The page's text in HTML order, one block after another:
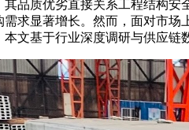
质优劣直接关系工程结构安
求显著增长。然而，面对市
文基于行业深度调研与供应